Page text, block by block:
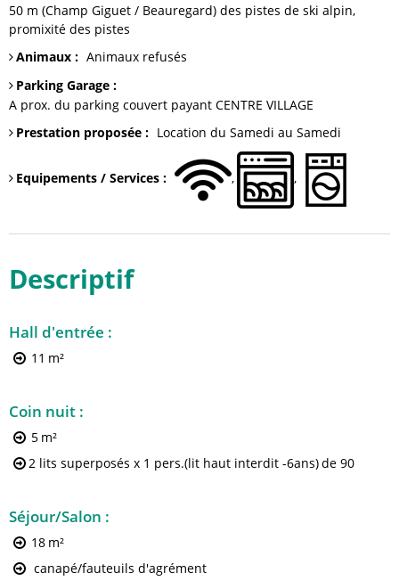
50 m (Champ Giguet / Beauregard) des pistes de ski alpin
promixité des pistes
Animaux : Animaux refusés
Parking Garage :
A prox. du parking couvert payant CENTRE VILLAGE
Prestation proposée : Location du Samedi au Samedi
Equipements / Services :
Descriptif
Hall d'entrée :
11 m²
Coin nuit :
5 m²
2 lits superposés x 1 pers.(lit haut interdit -6ans)de 90
Séjour/Salon :
18 m²
canapé/fauteuils d'agrément